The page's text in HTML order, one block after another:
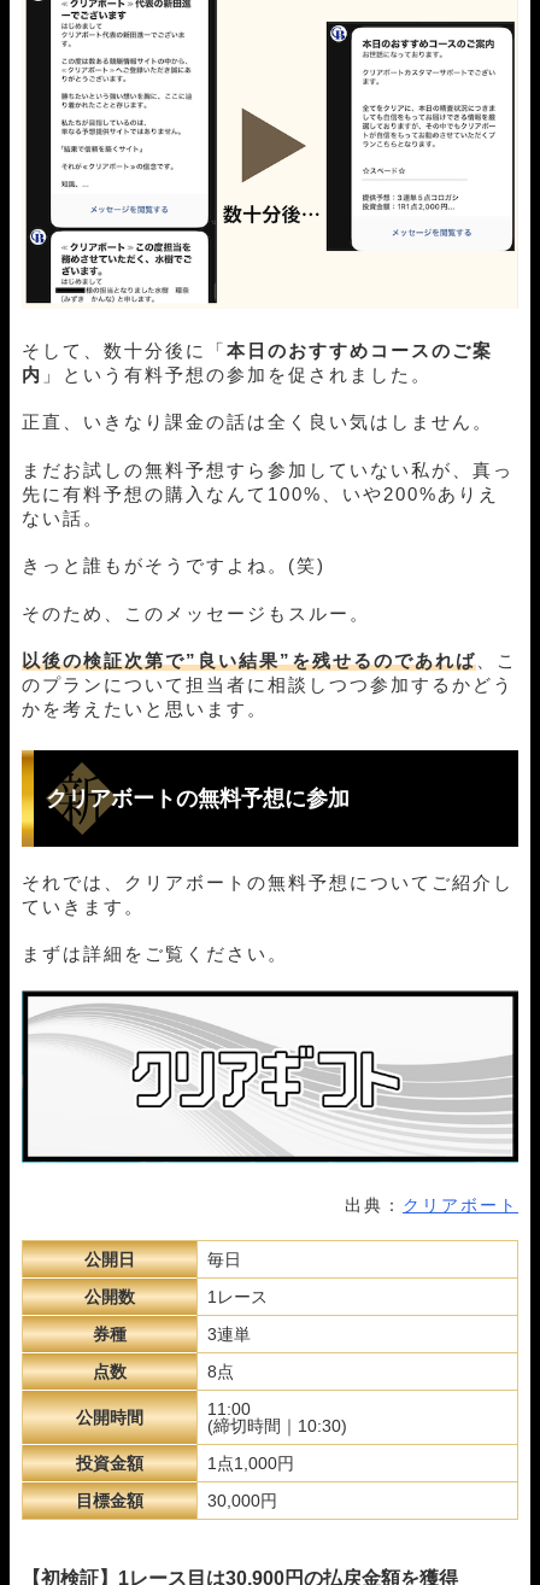
そして、数十分後に「本日のおすすめコースのご案
内 」という有料予想の参加を促されました。
正直、いきなり課金の話は全く良い気はしません。
まだお試しの無料予想すら参加していない私が、真っ
先に有料予想の購入なんて100%、いや200%ありえ
ない話。
きっと誰もがそうですよね。(笑)
そのため、このメッセージもスルー。
以後の検証次第で”良い結果”を残せるのであれば 、こ
のプランについて担当者に相談しつつ参加するかどう
かを考えたいと思います。
クリアボートの無料予想に参加
それでは、クリアボートの無料予想についてご紹介し
ていきます。
まずは詳細をご覧ください。
出典： クリアボート
公開日
毎日
公開数
1レース
券種
3連単
点数
8点
公開時間
11:00
(締切時間｜10:30)
投資金額
1点1,000円
目標金額
30,000円
【初検証】1レース目は30,900円の払戻金額を獲得